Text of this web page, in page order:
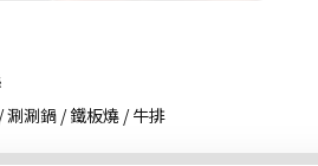
涮涮鍋 / 鐵板燒 / 牛排